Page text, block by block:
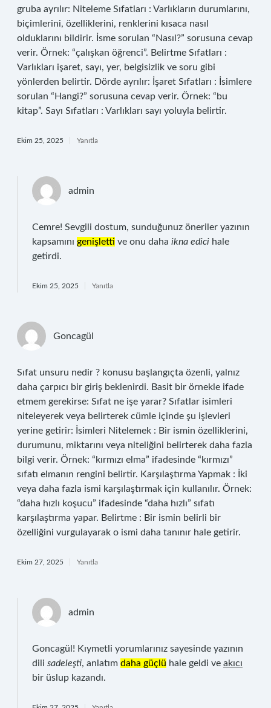
gruba ayrılır: Niteleme Sıfatları : Varlıkların durumlarını,
biçimlerini, özelliklerini, renklerini kısaca nasıl
olduklarını bildirir. İsme sorulan “Nasıl?” sorusuna cevap
verir. Örnek: “çalışkan öğrenci”. Belirtme Sıfatları :
Varlıkları işaret, sayı, yer, belgisizlik ve soru gibi
yönlerden belirtir. Dörde ayrılır: İşaret Sıfatları : İsimlere
sorulan “Hangi?” sorusuna cevap verir. Örnek: “bu
kitap”. Sayı Sıfatları : Varlıkları sayı yoluyla belirtir.
Ekim 25, 2025 Yanıtla
admin
Cemre! Sevgili dostum, sunduğunuz öneriler yazının
kapsamını genişletti ve onu daha ikna edici hale
getirdi.
Ekim 25, 2025 Yanıtla
Goncagül
Sıfat unsuru nedir ? konusu başlangıçta özenli, yalnız
daha çarpıcı bir giriş beklenirdi. Basit bir örnekle ifade
etmem gerekirse: Sıfat ne işe yarar? Sıfatlar isimleri
niteleyerek veya belirterek cümle içinde şu işlevleri
yerine getirir: İsimleri Nitelemek : Bir ismin özelliklerini,
durumunu, miktarını veya niteliğini belirterek daha fazla
bilgi verir. Örnek: “kırmızı elma” ifadesinde “kırmızı”
sıfatı elmanın rengini belirtir. Karşılaştırma Yapmak : İki
veya daha fazla ismi karşılaştırmak için kullanılır. Örnek:
“daha hızlı koşucu” ifadesinde “daha hızlı” sıfatı
karşılaştırma yapar. Belirtme : Bir ismin belirli bir
özelliğini vurgulayarak o ismi daha tanınır hale getirir.
Ekim 27, 2025 Yanıtla
admin
Goncagül! Kıymetli yorumlarınız sayesinde yazının
dili sadeleşti, anlatım daha güçlü hale geldi ve akıcı
bir üslup kazandı.